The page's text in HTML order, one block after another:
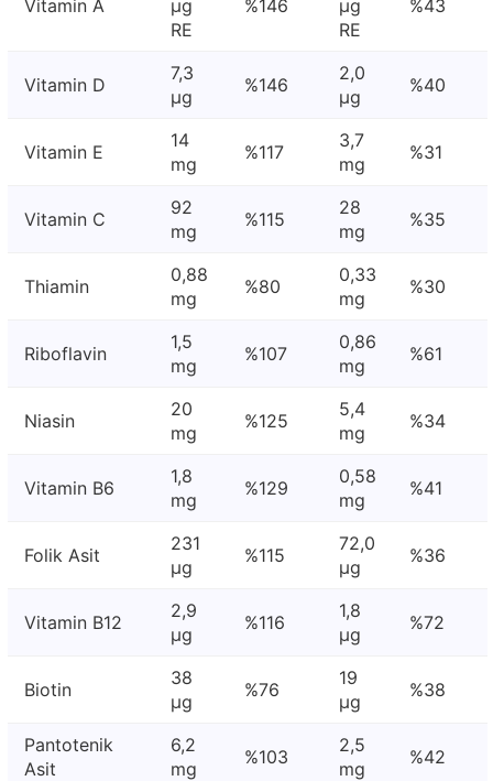
Vitamin A
μg
RE
%146
μg
RE
%43
Vitamin D
7,3
μg
%146
2,0
μg
%40
Vitamin E
14
mg
%117
3,7
mg
%31
Vitamin C
92
mg
%115
28
mg
%35
Thiamin
0,88
mg
%80
0,33
mg
%30
Riboflavin
1,5
mg
%107
0,86
mg
%61
Niasin
20
mg
%125
5,4
mg
%34
Vitamin B6
1,8
mg
%129
0,58
mg
%41
Folik Asit
231
μg
%115
72,0
μg
%36
Vitamin B12
2,9
μg
%116
1,8
μg
%72
Biotin
38
μg
%76
19
μg
%38
Pantotenik
Asit
6,2
mg
%103
2,5
mg
%42